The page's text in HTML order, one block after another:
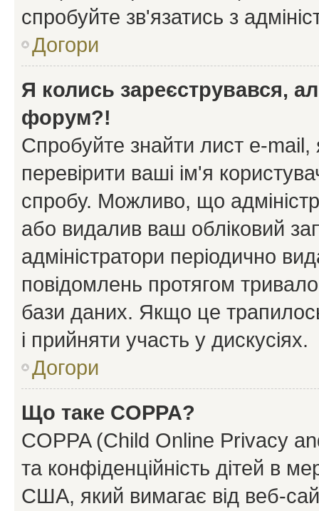
спробуйте зв'язатись з
Догори
Я колись зареєструвався,
форум?!
Спробуйте знайти лист e-mail,
перевірити ваші ім'я
спробу. Можливо, що
або видалив ваш обліковий
адміністратори періодично
повідомлень протягом
бази даних. Якщо це
і прийняти участь у дискусіях.
Догори
Що таке COPPA?
COPPA (Child Online Privacy
та конфіденційність дітей в
США, який вимагає від веб-